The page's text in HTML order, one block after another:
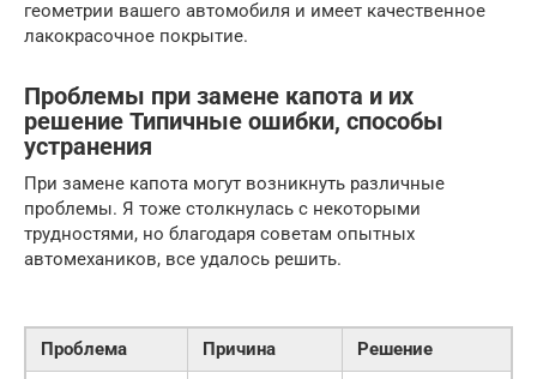
геометрии вашего автомобиля и имеет качественное
лакокрасочное покрытие.
Проблемы при замене капота и их
решение Типичные ошибки, способы
устранения
При замене капота могут возникнуть различные
проблемы. Я тоже столкнулась с некоторыми
трудностями, но благодаря советам опытных
автомехаников, все удалось решить.
Проблема Причина
Решение